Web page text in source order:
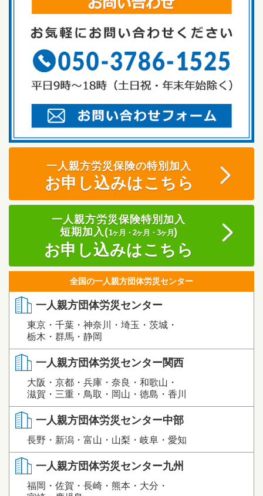
一人親方労災保険の特別加入
お申し込みはこちら
一人親方労災保険特別加入
短期加入(1ヶ月・2ヶ月・3ヶ月)
お申し込みはこちら
全国の一人親方団体労災センター
一人親方団体労災センター
東京・千葉・神奈川・埼玉・茨城・
栃木・群馬・静岡
一人親方団体労災センター関西
大阪・京都・兵庫・奈良・和歌山・
滋賀・三重・鳥取・岡山・徳島・香川
一人親方団体労災センター中部
長野・新潟・富山・山梨・岐阜・愛知
一人親方団体労災センター九州
福岡・佐賀・長崎・熊本・大分・